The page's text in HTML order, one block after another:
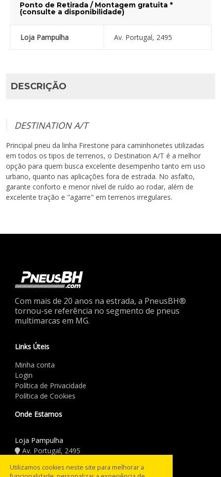
Ponto de Retirada / Montagem gratuita *
(consulte a disponibilidade)
Loja Pampulha Av. Portugal, 2495
DESCRIÇÃO
DESTINATION A/T
Principal pneu da linha Firestone para caminhonetes utilizadas
em todos os tipos de terrenos, o Destination A/T é a melhor
opção para quem busca excelente desempenho tanto em uso
urbano, quanto nas aplicações fora de estrada. No asfalto,
garante conforto e menor nível de ruído ao rodar, além de
excelente tração e "agarre" em terrenos irregulares.
Com mais de 20 anos na estrada, a PneusBH®
tornou-se referência no segmento de pneus
multimarcas em MG.
Links Úteis
Minha conta
Login
Política de Privacidade
Política de Cookies
Onde Estamos
Loja Pampulha
Av. Portugal, 2495
Utilizamos cookies neste site para melhorar a